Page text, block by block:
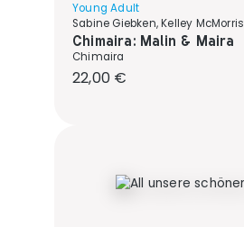
Young Adult
Sabine Giebken, Kelley McMorris
Chimaira: Malin & Maira
Chimaira
Regulärer Preis:
22,00 €